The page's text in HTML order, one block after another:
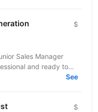
$
Sales Manager
and ready to
Cycle Sales....
See
$